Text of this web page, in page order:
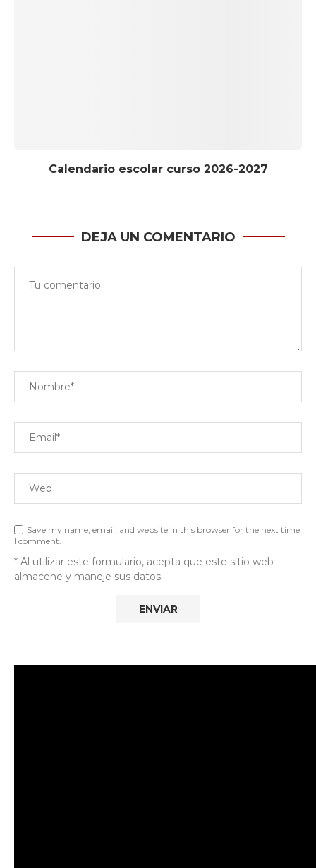
Calendario escolar curso 2026-2027
DEJA UN COMENTARIO
Save my name, email, and website in this browser for the next time
I comment.
* Al utilizar este formulario, acepta que este sitio web
almacene y maneje sus datos.